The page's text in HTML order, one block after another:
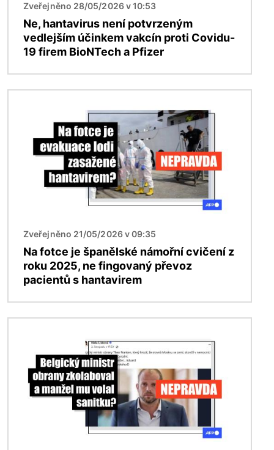
Zveřejněno 28/05/2026 v 10:53
Ne, hantavirus není potvrzeným
vedlejším účinkem vakcín proti Covidu-
19 firem BioNTech a Pfizer
Zveřejněno 21/05/2026 v 09:35
Na fotce je španělské námořní cvičení z
roku 2025, ne fingovaný převoz
pacientů s hantavirem